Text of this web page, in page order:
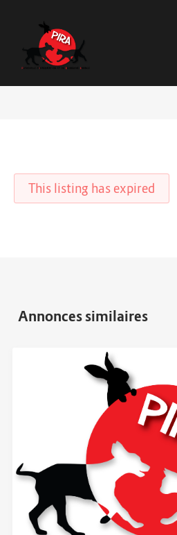
This listing has expired